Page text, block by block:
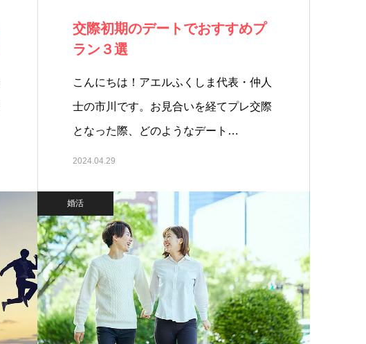
交際初期のデートでおすすめプ
ラン３選
こんにちは！アエルふくしま代表・仲人
士の市川です。お見合いを経てプレ交際
となった際、どのようなデート…
2024.04.29
婚活